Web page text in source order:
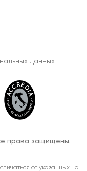
данных
права защищены.
от указанных на